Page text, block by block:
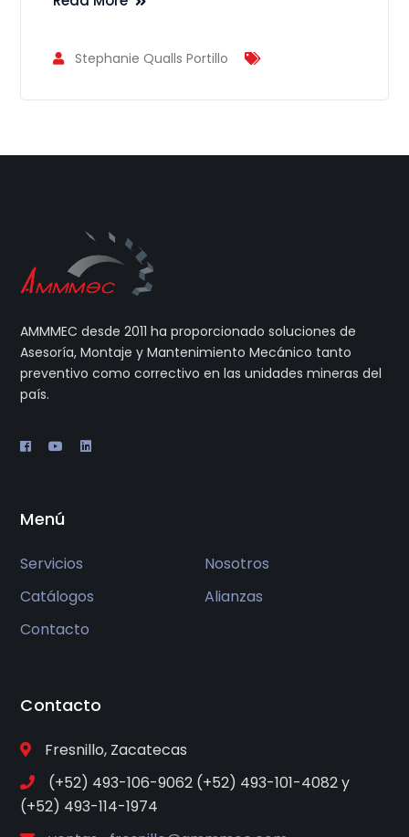
Stephanie Qualls Portillo
AMMMEC desde 2011 ha proporcionado soluciones de
Asesoría, Montaje y Mantenimiento Mecánico tanto
preventivo como correctivo en las unidades mineras del
país.
Menú
Servicios
Nosotros
Catálogos
Alianzas
Contacto
Contacto
Fresnillo, Zacatecas
(+52) 493-106-9062 (+52) 493-101-4082 y
(+52) 493-114-1974